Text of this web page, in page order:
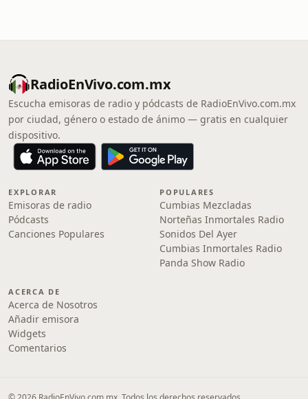
RadioEnVivo.com.mx
Escucha emisoras de radio y pódcasts de RadioEnVivo.com.mx
por ciudad, género o estado de ánimo — gratis en cualquier
dispositivo.
EXPLORAR
Emisoras de radio
Pódcasts
Canciones Populares
POPULARES
Cumbias Mezcladas
Norteñas Inmortales Radio
Sonidos Del Ayer
Cumbias Inmortales Radio
Panda Show Radio
ACERCA DE
Acerca de Nosotros
Añadir emisora
Widgets
Comentarios